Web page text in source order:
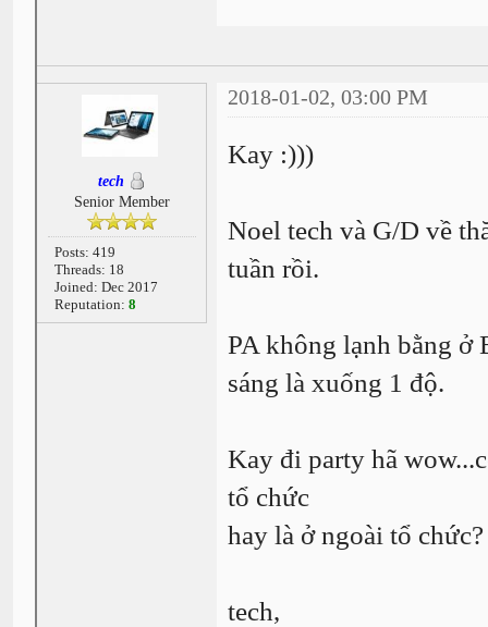
tech
Senior Member
Posts: 419
Threads: 18
Joined: Dec 2017
Reputation: 8
2018-01-02, 03:00 PM
Kay :)))
Noel tech và G/D về
tuần rồi.
PA không lạnh bằng ở
sáng là xuống 1 độ.
Kay đi party hã
tổ chức
hay là ở ngoài tổ chức?
tech,